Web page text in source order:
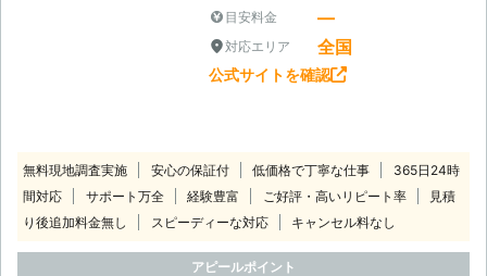
目安料金 ―
対応エリア 全国
公式サイトを確認
無料現地調査実施 安心の保証付 低価格で丁寧な仕事
365日24時
間対応
サポート万全 経験豊富 ご好評・高いリピート率
見積
り後追加料金無し
スピーディーな対応 キャンセル料なし
アピールポイント